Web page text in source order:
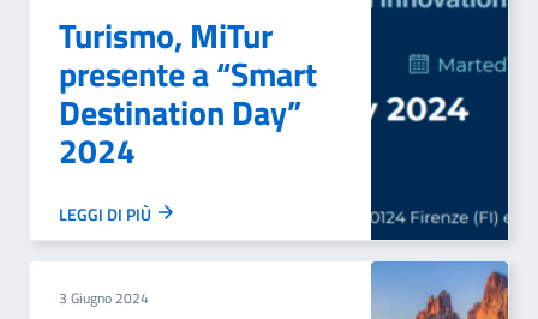
Turismo, MiTur
presente a “Smart
Destination Day”
2024
LEGGI DI PIÙ
3 Giugno 2024